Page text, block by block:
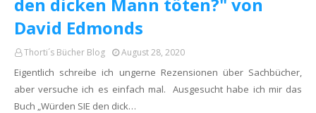
David Edmonds
Thorti´s Bücher Blog August 28, 2020
Eigentlich schreibe ich ungerne Rezensionen über Sachbücher,
aber versuche ich es einfach mal. Ausgesucht habe ich mir das
Buch „Würden SIE den dick…